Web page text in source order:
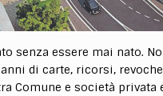
senza essere mai nato.
di carte, ricorsi,
Comune e società privata